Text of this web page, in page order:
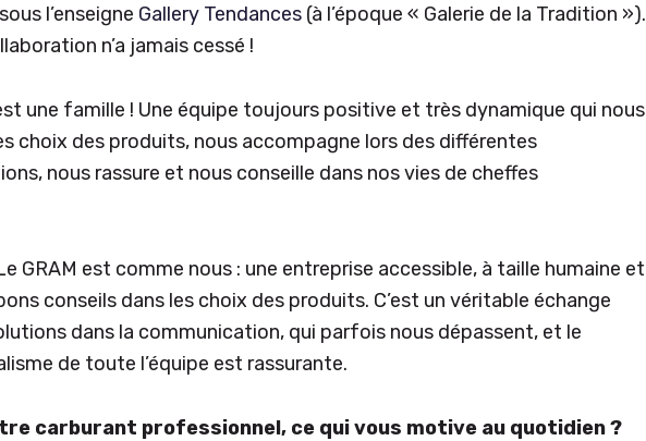
l’enseigne Gallery Tendances (à l’époque « Galerie de la Tradition »).
n’a jamais cessé !
une famille ! Une équipe toujours positive et très dynamique qui nous
choix des produits, nous accompagne lors des différentes
nous rassure et nous conseille dans nos vies de cheffes
GRAM est comme nous : une entreprise accessible, à taille humaine et
conseils dans les choix des produits. C’est un véritable échange
dans la communication, qui parfois nous dépassent, et le
de toute l’équipe est rassurante.
carburant professionnel, ce qui vous motive au quotidien ?